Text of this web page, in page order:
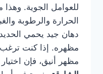
للعوامل الجوية.
الحرارة والرطوبة
دهان جيد يحمي
مظهره. إذا كنت
مظهر أنيق، فإن اختيار